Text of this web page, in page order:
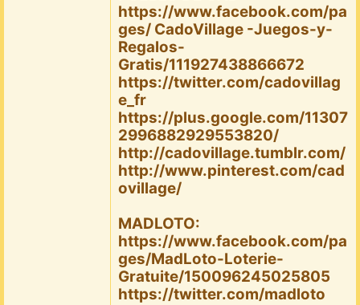
https://www.facebook.com/pa
ges/ CadoVillage -Juegos-y-
Regalos-
Gratis/111927438866672
https://twitter.com/cadovillag
e_fr
https://plus.google.com/11307
2996882929553820/
http://cadovillage.tumblr.com/
http://www.pinterest.com/cad
ovillage/
MADLOTO:
https://www.facebook.com/pa
ges/MadLoto-Loterie-
Gratuite/150096245025805
https://twitter.com/madloto